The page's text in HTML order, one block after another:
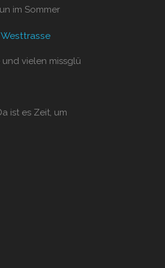
im Sommer
vielen missglü
ist es Zeit, um